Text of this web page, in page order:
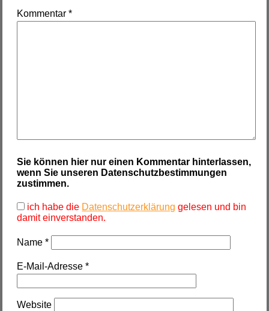
Kommentar*
Sie können hier nur einen Kommentar hinterlassen,
wenn Sie unseren Datenschutzbestimmungen
zustimmen.
ich habe die Datenschutzerklärung gelesen und bin
damit einverstanden.
Name*
E-Mail-Adresse*
Website